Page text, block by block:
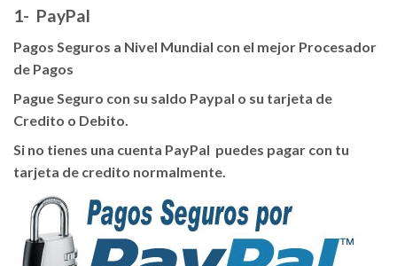
1- PayPal
Pagos Seguros a Nivel Mundial con el mejor Procesador
de Pagos
Pague Seguro con su saldo Paypal o su tarjeta de
Credito o Debito.
Si no tienes una cuenta PayPal puedes pagar con tu
tarjeta de credito normalmente.